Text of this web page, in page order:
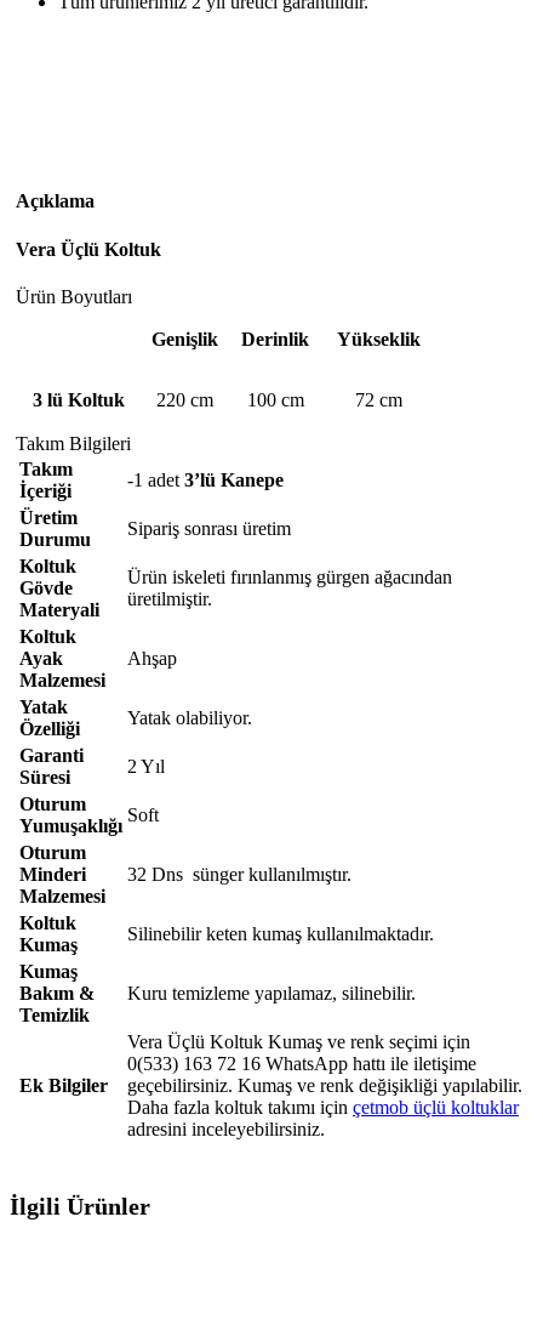
Açıklama
Vera Üçlü Koltuk
Ürün Boyutları
Genişlik Derinlik Yükseklik
3 lü Koltuk 220 cm 100 cm 72 cm
Takım Bilgileri
Takım
İçeriği
-1 adet 3’lü Kanepe
Üretim
Durumu
Sipariş sonrası üretim
Koltuk
Gövde
Materyali
Ürün iskeleti fırınlanmış gürgen ağacından
üretilmiştir.
Koltuk
Ayak
Malzemesi
Ahşap
Yatak
Özelliği
Yatak olabiliyor.
Garanti
Süresi
2 Yıl
Oturum
Yumuşaklığı
Soft
Oturum
Minderi
Malzemesi
32 Dns sünger kullanılmıştır.
Koltuk
Kumaş
Silinebilir keten kumaş kullanılmaktadır.
Kumaş
Bakım &
Temizlik
Kuru temizleme yapılamaz, silinebilir.
Ek Bilgiler
Vera Üçlü Koltuk Kumaş ve renk seçimi için
0(533) 163 72 16 WhatsApp hattı ile iletişime
geçebilirsiniz. Kumaş ve renk değişikliği yapılabilir.
Daha fazla koltuk takımı için çetmob üçlü koltuklar
adresini inceleyebilirsiniz.
İlgili Ürünler